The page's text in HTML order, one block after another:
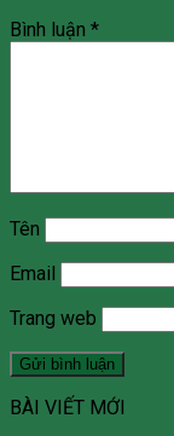
Bình luận *
Tên
Email
Trang web
BÀI VIẾT MỚI